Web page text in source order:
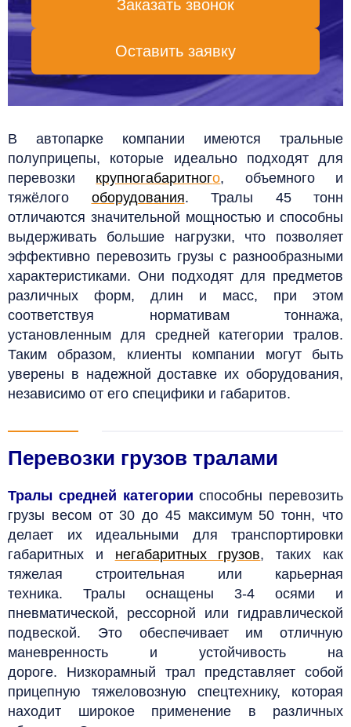
Заказать звонок
Оставить заявку
В автопарке компании имеются тральные
полуприцепы, которые идеально подходят для
перевозки крупногабаритного, объемного и
тяжёлого оборудования. Тралы 45 тонн
отличаются значительной мощностью и способны
выдерживать большие нагрузки, что позволяет
эффективно перевозить грузы с разнообразными
характеристиками. Они подходят для предметов
различных форм, длин и масс, при этом
соответствуя нормативам тоннажа,
установленным для средней категории тралов.
Таким образом, клиенты компании могут быть
уверены в надежной доставке их оборудования,
независимо от его специфики и габаритов.
Перевозки грузов тралами
Тралы средней категорииспособны перевозить
грузы весом от 30 до 45 максимум 50 тонн, что
делает их идеальными для транспортировки
габаритных и негабаритных грузов, таких как
тяжелая строительная или карьерная
техника. Тралы оснащены 3-4 осями и
пневматической, рессорной или гидравлической
подвеской. Это обеспечивает им отличную
маневренность и устойчивость на
дороге. Низкорамный трал представляет собой
прицепную тяжеловозную спецтехнику, которая
находит широкое применение в различных